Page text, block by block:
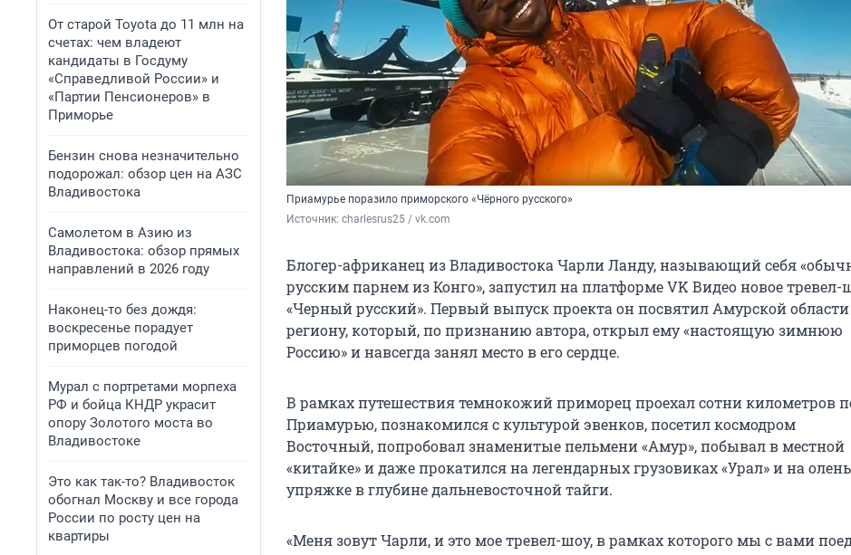
От старой Toyota до 11 млн на
счетах: чем владеют
кандидаты в Госдуму
«Справедливой России» и
«Партии Пенсионеров» в
Приморье
Бензин снова незначительно
подорожал: обзор цен на АЗС
Владивостока
Самолетом в Азию из
Владивостока: обзор прямых
направлений в 2026 году
Наконец-то без дождя:
воскресенье порадует
приморцев погодой
Мурал с портретами морпеха
РФ и бойца КНДР украсит
опору Золотого моста во
Владивостоке
Это как так-то? Владивосток
обогнал Москву и все города
России по росту цен на
квартиры
Приамурье поразило приморского «Чёрного русского»
Источник: charlesrus25 / vk.com
Блогер-африканец из Владивостока Чарли Ланду, называющий себя
русским парнем из Конго», запустил на платформе VK Видео новое тревел-
«Черный русский». Первый выпуск проекта он посвятил Амурской
региону, который, по признанию автора, открыл ему «настоящую зимнюю
Россию» и навсегда занял место в его сердце.
В рамках путешествия темнокожий приморец проехал сотни километров
Приамурью, познакомился с культурой эвенков, посетил космодром
Восточный, попробовал знаменитые пельмени «Амур», побывал в местной
«китайке» и даже прокатился на легендарных грузовиках «Урал» и на
упряжке в глубине дальневосточной тайги.
«Меня зовут Чарли, и это мое тревел-шоу, в рамках которого мы с вами